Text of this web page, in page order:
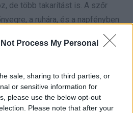
Not Process My Personal
sale, sharing to third parties, or
or sensitive information for
please use the below opt-out
Please note that after your
de több takarítást is. A szőr
a ruhára, és a napfényben
Az állatszag pedig főleg a
fújsz rá illatosítót. Tiszta,
pedig alaposabb kárpit- és
és a szag állandóan visszatér,
kör.